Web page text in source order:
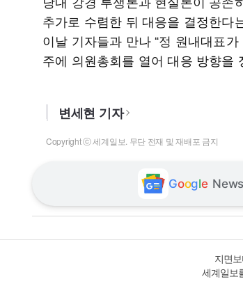
추가로 수렴한 뒤 대응을 결정한다
이날 기자들과 만나 “정 원내대표
주에 의원총회를 열어 대응 방향을
변세현 기자
Copyright ⓒ 세계일보. 무단 전재 및 재배포 금지
Google News
지면
세계일보